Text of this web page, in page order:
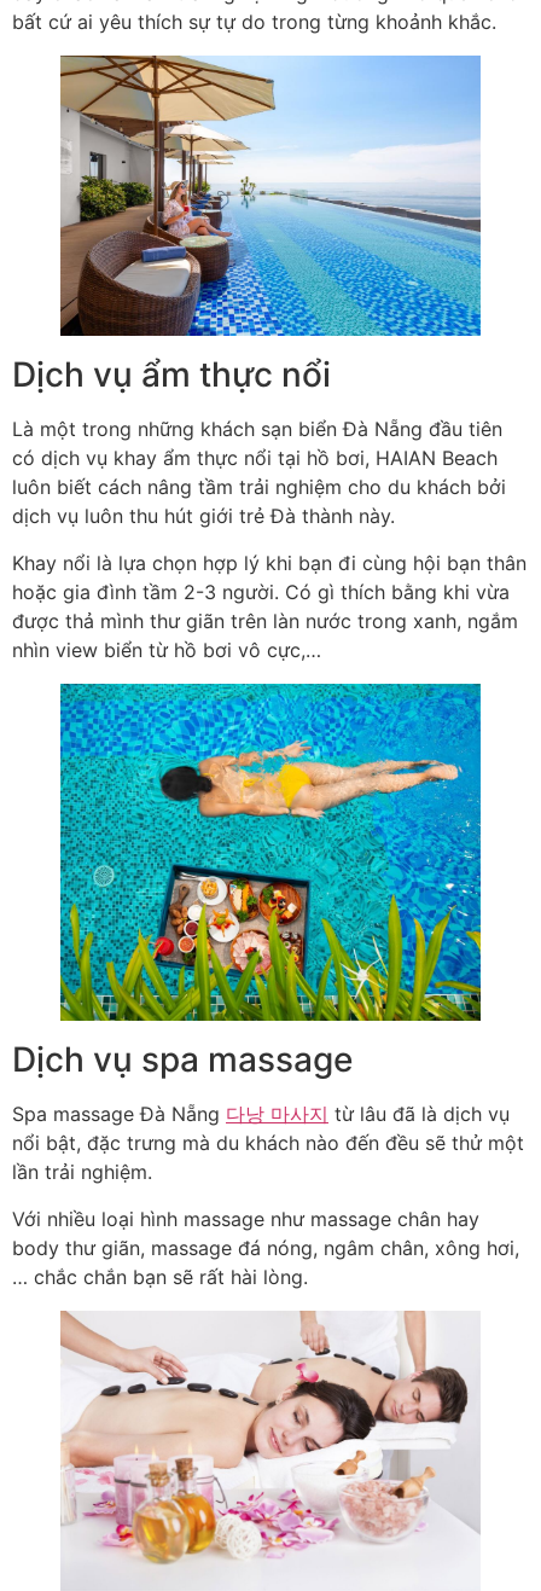
bất cứ ai yêu thích sự tự do trong từng khoảnh khắc.
Dịch vụ ẩm thực nổi
Là một trong những khách sạn biển Đà Nẵng đầu tiên
có dịch vụ khay ẩm thực nổi tại hồ bơi, HAIAN Beach
luôn biết cách nâng tầm trải nghiệm cho du khách bởi
dịch vụ luôn thu hút giới trẻ Đà thành này.
Khay nổi là lựa chọn hợp lý khi bạn đi cùng hội bạn thân
hoặc gia đình tầm 2-3 người. Có gì thích bằng khi vừa
được thả mình thư giãn trên làn nước trong xanh, ngắm
nhìn view biển từ hồ bơi vô cực,…
Dịch vụ spa massage
Spa massage Đà Nẵng 다낭 마사지 từ lâu đã là dịch vụ
nổi bật, đặc trưng mà du khách nào đến đều sẽ thử một
lần trải nghiệm.
Với nhiều loại hình massage như massage chân hay
body thư giãn, massage đá nóng, ngâm chân, xông hơi,
… chắc chắn bạn sẽ rất hài lòng.